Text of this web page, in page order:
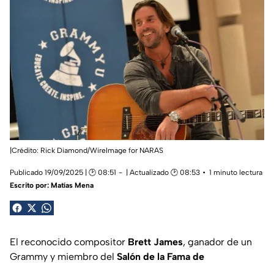
|Crédito: Rick Diamond/WireImage for NARAS
Publicado 19/09/2025 | 🕑 08:51 | Actualizado 🕑 08:53
1 minuto lectura
Escrito por: Matías Mena
El reconocido compositor Brett James, ganador de un
Grammy y miembro del Salón de la Fama de